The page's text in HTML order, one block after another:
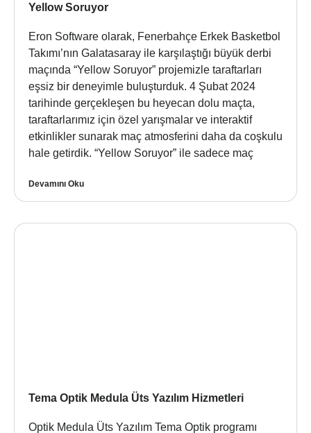
Yellow Soruyor
Eron Software olarak, Fenerbahçe Erkek Basketbol
Takımı’nın Galatasaray ile karşılaştığı büyük derbi
maçında “Yellow Soruyor” projemizle taraftarları
eşsiz bir deneyimle buluşturduk. 4 Şubat 2024
tarihinde gerçekleşen bu heyecan dolu maçta,
taraftarlarımız için özel yarışmalar ve interaktif
etkinlikler sunarak maç atmosferini daha da coşkulu
hale getirdik. “Yellow Soruyor” ile sadece maç
Devamını Oku
Tema Optik Medula Üts Yazılım Hizmetleri
Optik Medula Üts Yazılım Tema Optik programı